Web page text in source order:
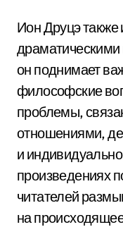
Ион Друцэ также
он поднимает
философские
проблемы,
отношениями,
и
произведениях
читателей
на